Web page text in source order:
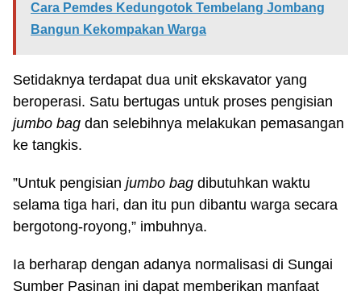
Cara Pemdes Kedungotok Tembelang Jombang
Bangun Kekompakan Warga
Setidaknya terdapat dua unit ekskavator yang
beroperasi. Satu bertugas untuk proses pengisian
jumbo bag dan selebihnya melakukan pemasangan
ke tangkis.
”Untuk pengisian jumbo bag dibutuhkan waktu
selama tiga hari, dan itu pun dibantu warga secara
bergotong-royong,” imbuhnya.
Ia berharap dengan adanya normalisasi di Sungai
Sumber Pasinan ini dapat memberikan manfaat